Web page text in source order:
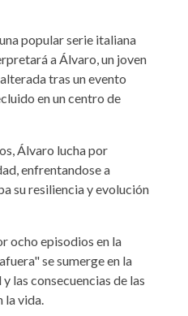
popular serie italiana
a Álvaro, un joven
tras un evento
en un centro de
Álvaro lucha por
enfrentandose a
su resiliencia y evolución
ocho episodios en la
se sumerge en la
las consecuencias de las
la vida.